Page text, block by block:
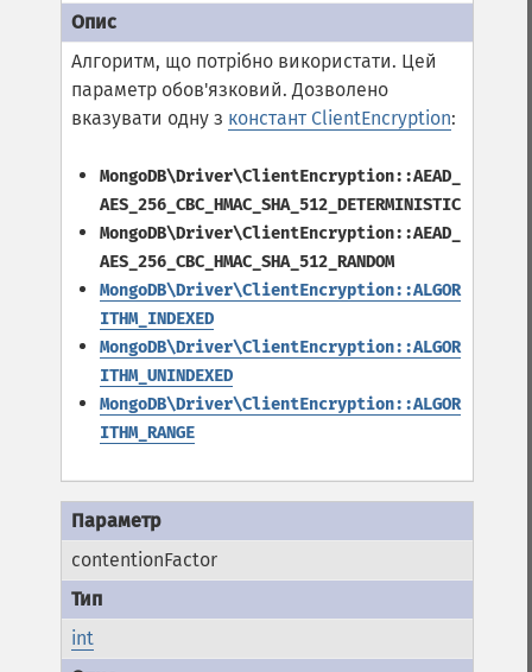
Алгоритм, що потрібно використати. Цей
параметр обов'язковий. Дозволено
вказувати одну з констант ClientEncryption:
MongoDB\Driver\ClientEncryption::AEAD_
AES_256_CBC_HMAC_SHA_512_DETERMINISTIC
MongoDB\Driver\ClientEncryption::AEAD_
AES_256_CBC_HMAC_SHA_512_RANDOM
MongoDB\Driver\ClientEncryption::ALGOR
ITHM_INDEXED
MongoDB\Driver\ClientEncryption::ALGOR
ITHM_UNINDEXED
MongoDB\Driver\ClientEncryption::ALGOR
ITHM_RANGE
contentionFactor
int